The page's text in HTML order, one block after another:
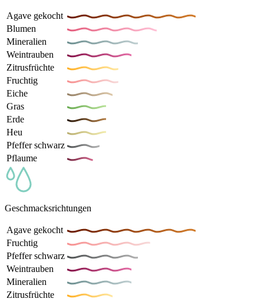
Agave gekocht
Blumen
Mineralien
Weintrauben
Zitrusfrüchte
Fruchtig
Eiche
Gras
Erde
Heu
Pfeffer schwarz
Pflaume
Geschmacksrichtungen
Agave gekocht
Fruchtig
Pfeffer schwarz
Weintrauben
Mineralien
Zitrusfrüchte